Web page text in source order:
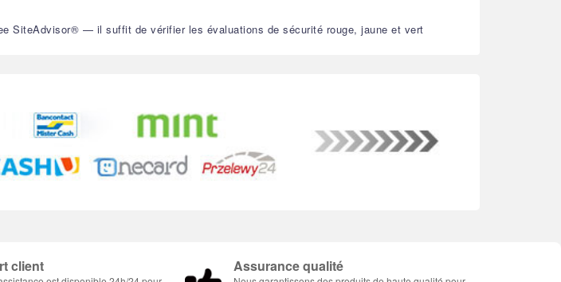
SiteAdvisor® — il suffit de vérifier les évaluations de sécurité rouge, jaune et vert
client Assurance qualité